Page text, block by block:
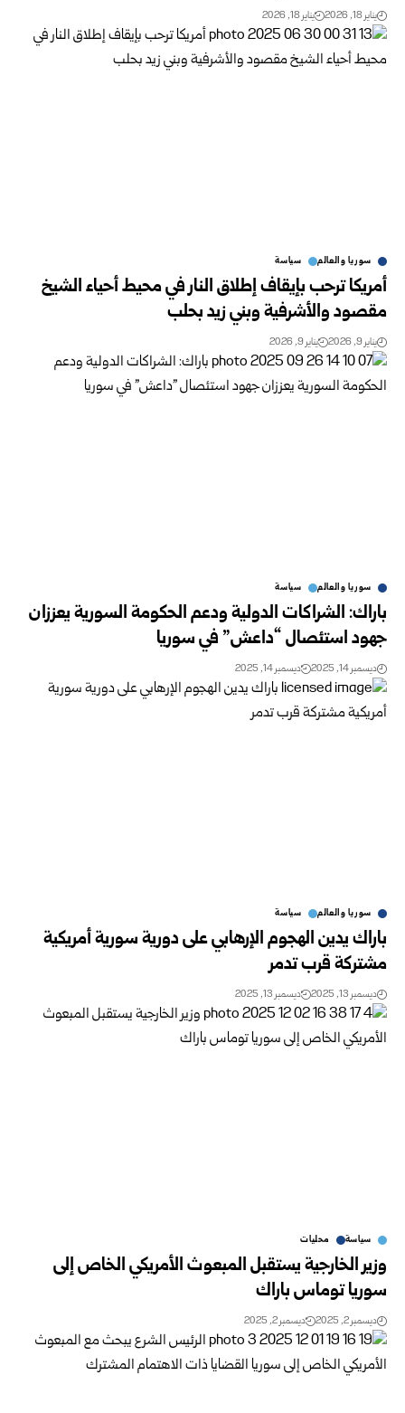
يناير 18, 2026 يناير 18, 2026
سوريا والعالم سياسة
أمريكا ترحب بإيقاف إطلاق النار في محيط أحياء الشيخ
مقصود والأشرفية وبني زيد بحلب
يناير 9, 2026 يناير 9, 2026
سوريا والعالم سياسة
باراك: الشراكات الدولية ودعم الحكومة السورية يعززان
جهود استئصال “داعش” في سوريا
ديسمبر 14, 2025 ديسمبر 14, 2025
سوريا والعالم سياسة
باراك يدين الهجوم الإرهابي على دورية سورية أمريكية
مشتركة قرب تدمر
ديسمبر 13, 2025 ديسمبر 13, 2025
سياسة محليات
وزير الخارجية يستقبل المبعوث الأمريكي الخاص إلى
سوريا توماس باراك
ديسمبر 2, 2025 ديسمبر 2, 2025